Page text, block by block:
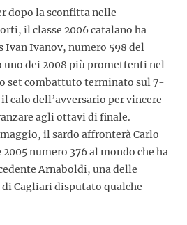
dopo la sconfitta nelle
il classe 2006 catalano ha
Ivanov, numero 598 del
uno dei 2008 più promettenti nel
set combattuto terminato sul 7-
calo dell’avversario per vincere
agli ottavi di finale.
il sardo affronterà Carlo
numero 376 al mondo che ha
Arnaboldi, una delle
di Cagliari disputato qualche